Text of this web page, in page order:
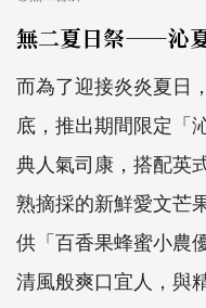
無二夏日祭——沁
而為了迎接炎炎夏日
底，推出期間限定「
典人氣司康，搭配英
熟摘採的新鮮愛文芒
供「百香果蜂蜜小農
清風般爽口宜人，與